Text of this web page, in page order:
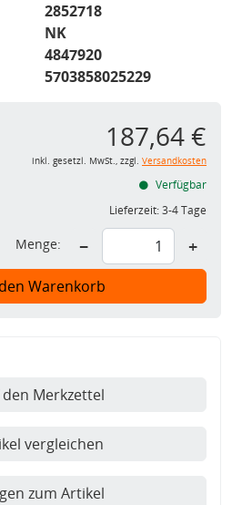
2852718
NK
4847920
5703858025229
187,64 €
inkl. gesetzl. MwSt., zzgl. Versandkosten
Verfügbar
Lieferzeit:3-4 Tage
Menge: − +
Warenkorb
Merkzettel
vergleichen
zum Artikel